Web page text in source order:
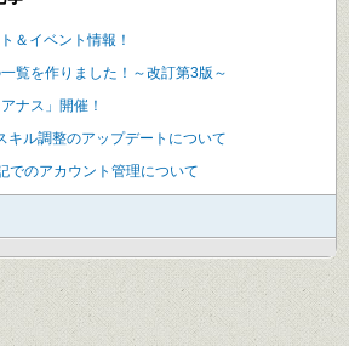
＆イベント情報！
覧を作りました！～改訂第3版～
ナス」開催！
キル調整のアップデートについて
でのアカウント管理について